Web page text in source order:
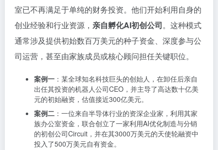
室已不再满足于单纯的财务投资。他们开始利用自身的
创业经验和行业资源， 亲自孵化AI初创公司。这种模式
通常涉及提供初始数百万美元的种子资金、深度参与公
司运营，甚至由家族成员或核心顾问担任关键职位。
案例一 ：某全球知名科技巨头的创始人，在卸任后亲自
出任其投资的机器人公司CEO，并主导了高达数十亿美
元的初始融资，估值接近300亿美元。
案例二 ：一位来自半导体行业的资深企业家，利用其家
族办公室资金，联合创立了一家利用AI优化制造与分销
的初创公司Circuit，并在其3000万美元的天使轮融资中
投入了500万美元自有资金。